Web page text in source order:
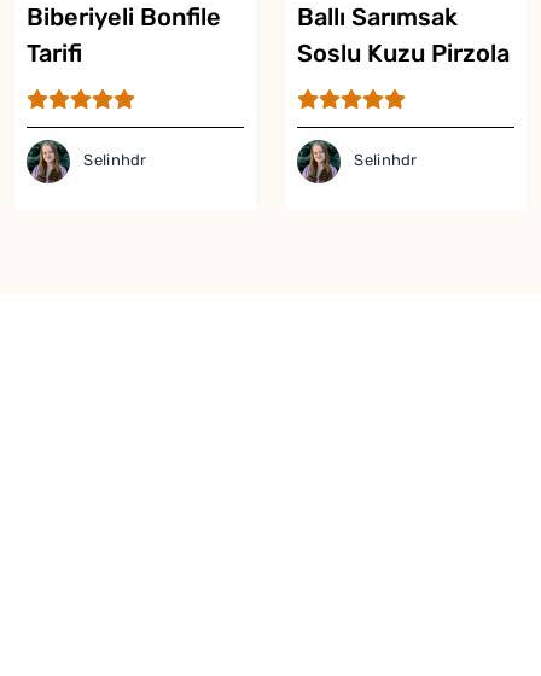
Biberiyeli Bonfile
Tarifi
Selinhdr
Ballı Sarımsak
Soslu Kuzu Pirzola
Tarifi
Selinhdr